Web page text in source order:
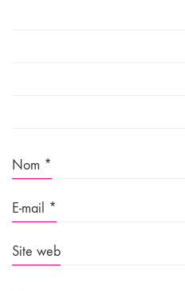
Nom *
E-mail *
Site web